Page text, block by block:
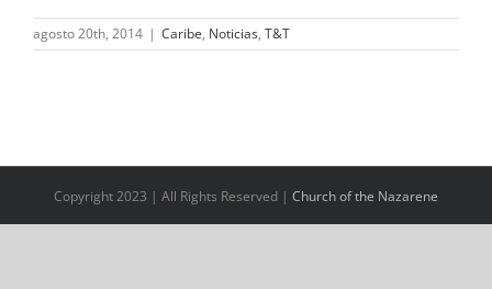
agosto 20th, 2014 | Caribe, Noticias, T&T
Copyright 2023 | All Rights Reserved | Church of the Nazarene